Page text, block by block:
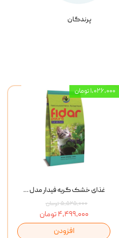
پرندگان
غذای خشک گربه فیدار مدل Adult وزن 10 کیلوگرم
۵,۵۲۵,۰۰۰ تومان
۴,۴۹۹,۰۰۰ تومان
افزودن
۱,۰۲۶,۰۰۰ تومان